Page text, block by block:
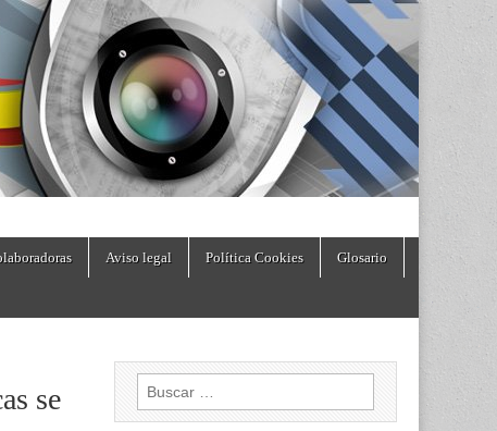
Aviso legal Política Cookies Glosario
se
Buscar: